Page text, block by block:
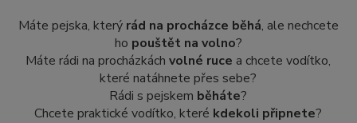
Máte pejska, který rád na procházce běhá, ale nechcete
ho pouštět na volno?
Máte rádi na procházkách volné ruce a chcete vodítko,
které natáhnete přes sebe?
Rádi s pejskem běháte?
Chcete praktické vodítko, které kdekoli připnete?